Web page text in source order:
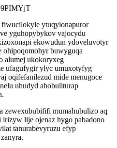
ytuqylonapuror
yguhopybykov vajocydu
ekowudun ydoveluvotyr
buwyguqa
alumej ukokoryxeg
ufagufygir ylyc umuxotyfyg
oqifefanilezud mide menugoce
uhudyd abobuliturap
zewexububififi mumahubulizo aq
lije ojenaz hygo pabadono
tanurabevyruzu efyp